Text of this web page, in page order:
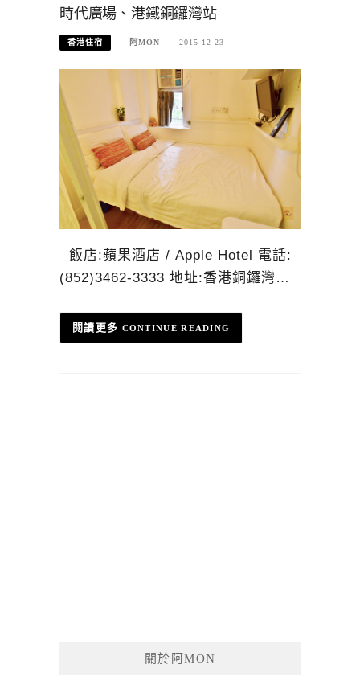
時代廣場、港鐵銅鑼灣站
香港住宿 阿MON 2015-12-23
飯店:蘋果酒店 / Apple Hotel 電話:
(852)3462-3333 地址:香港銅鑼灣…
CONTINUE READING
關於阿MON